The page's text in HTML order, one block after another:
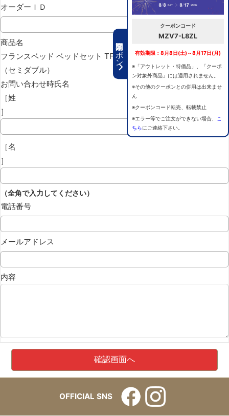
期間限定クーポン
クーポンコード
MZV7-L8ZL
有効期限：8月8日(土)～8月17日(月)
※「アウトレット・特価品」、「クーポ
ン対象外商品」には適用されません。
※その他のクーポンとの併用は出来ませ
ん
※クーポンコード転売、転載禁止
※エラー等でご注文ができない場合、
こ
ちらにご連絡下さい。
オーダーＩＤ
商品名
フランスベッド ベッドセット TFB-221 / TD-ラメール
（セミダブル）
お問い合わせ時氏名
［姓
］
［名
］
（全角で入力してください）
電話番号
メールアドレス
内容
OFFICIAL SNS